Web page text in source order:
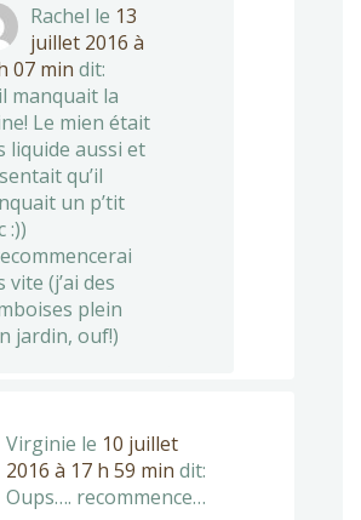
Rachel le 13
juillet 2016 à
07 min dit:
manquait la
Le mien était
liquide aussi et
qu’il
un p’tit
:))
vite (j’ai des
plein
jardin, ouf!)
Virginie le 10 juillet
2016 à 17 h 59 min dit:
Oups…. recommence…